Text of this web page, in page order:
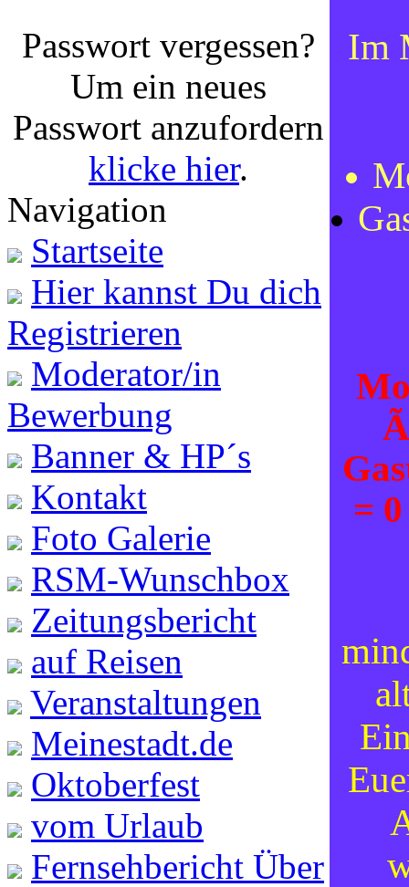
Passwort vergessen?
Um ein neues
Passwort anzufordern
klicke hier.
Navigation
Startseite
Hier kannst Du dich
Registrieren
Moderator/in
Bewerbung
Banner & HP´s
Kontakt
Foto Galerie
RSM-Wunschbox
Zeitungsbericht
auf Reisen
Veranstaltungen
Meinestadt.de
Oktoberfest
vom Urlaub
Fernsehbericht Über
Im
=